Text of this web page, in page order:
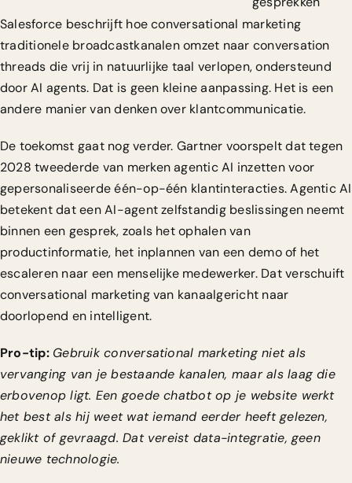
Salesforce beschrijft hoe conversational marketing
traditionele broadcastkanalen omzet naar conversation
threads die vrij in natuurlijke taal verlopen, ondersteund
door AI agents. Dat is geen kleine aanpassing. Het is een
andere manier van denken over klantcommunicatie.
De toekomst gaat nog verder. Gartner voorspelt dat tegen
2028 tweederde van merken agentic AI inzettenvoor
gepersonaliseerde één-op-één klantinteracties. Agentic AI
betekent dat een AI-agent zelfstandig beslissingen neemt
binnen een gesprek, zoals het ophalen van
productinformatie, het inplannen van een demo of het
escaleren naar een menselijke medewerker. Dat verschuift
conversational marketing van kanaalgericht naar
doorlopend en intelligent.
Pro-tip: Gebruik conversational marketing niet als
vervanging van je bestaande kanalen, maar als laag die
erbovenop ligt. Een goede chatbot op je website werkt
het best als hij weet wat iemand eerder heeft gelezen,
geklikt of gevraagd. Dat vereist data-integratie, geen
nieuwe technologie.